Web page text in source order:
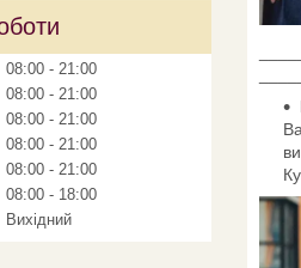
08:00
21:00
08:00
21:00
08:00
21:00
08:00
21:00
08:00
21:00
08:00
18:00
Вихідний